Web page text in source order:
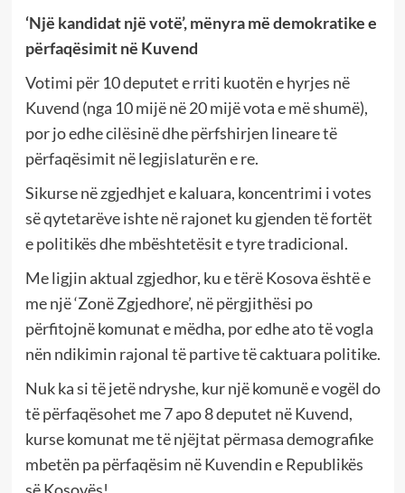
‘Një kandidat një votë’, mënyra më demokratike e
përfaqësimit në Kuvend
Votimi për 10 deputet e rriti kuotën e hyrjes në
Kuvend (nga 10 mijë në 20 mijë vota e më shumë),
por jo edhe cilësinë dhe përfshirjen lineare të
përfaqësimit në legjislaturën e re.
Sikurse në zgjedhjet e kaluara, koncentrimi i votes
së qytetarëve ishte në rajonet ku gjenden të fortët
e politikës dhe mbështetësit e tyre tradicional.
Me ligjin aktual zgjedhor, ku e tërë Kosova është e
me një ‘Zonë Zgjedhore’, në përgjithësi po
përfitojnë komunat e mëdha, por edhe ato të vogla
nën ndikimin rajonal të partive të caktuara politike.
Nuk ka si të jetë ndryshe, kur një komunë e vogël do
të përfaqësohet me 7 apo 8 deputet në Kuvend,
kurse komunat me të njëjtat përmasa demografike
mbetën pa përfaqësim në Kuvendin e Republikës